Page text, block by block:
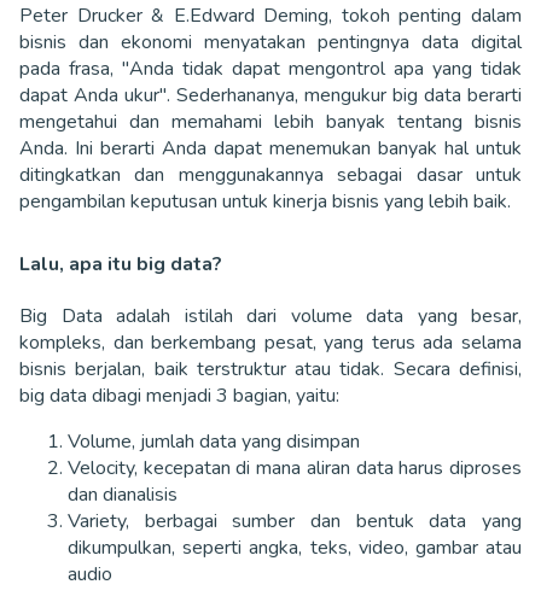
Peter Drucker & E.Edward Deming, tokoh penting dalam
bisnis dan ekonomi menyatakan pentingnya data digital
pada frasa, "Anda tidak dapat mengontrol apa yang tidak
dapat Anda ukur". Sederhananya, mengukur big data berarti
mengetahui dan memahami lebih banyak tentang bisnis
Anda. Ini berarti Anda dapat menemukan banyak hal untuk
ditingkatkan dan menggunakannya sebagai dasar untuk
pengambilan keputusan untuk kinerja bisnis yang lebih baik.
Lalu, apa itu big data?
Big Data adalah istilah dari volume data yang besar,
kompleks, dan berkembang pesat, yang terus ada selama
bisnis berjalan, baik terstruktur atau tidak. Secara definisi,
big data dibagi menjadi 3 bagian, yaitu:
Volume, jumlah data yang disimpan
Velocity, kecepatan di mana aliran data harus diproses
dan dianalisis
Variety, berbagai sumber dan bentuk data yang
dikumpulkan, seperti angka, teks, video, gambar atau
audio